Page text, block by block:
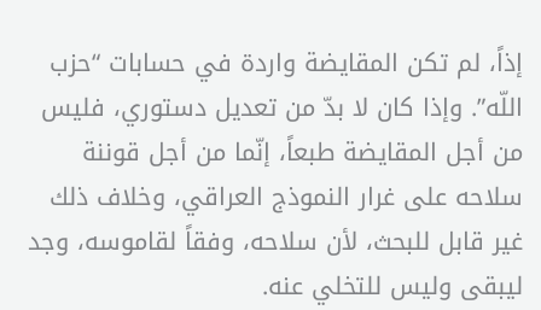
إذاً، لم تكن المقايضة واردة في حسابات “حزب
اللّه”. وإذا كان لا بدّ من تعديل دستوري، فليس
من أجل المقايضة طبعاً، إنّما من أجل قوننة
سلاحه على غرار النموذج العراقي، وخلاف ذلك
غير قابل للبحث، لأن سلاحه، وفقاً لقاموسه، وجد
ليبقى وليس للتخلي عنه.